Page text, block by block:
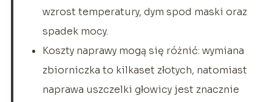
wzrost temperatury, dym spod maski oraz
spadek mocy.
Koszty naprawy mogą się różnić: wymiana
zbiorniczka to kilkaset złotych, natomiast
naprawa uszczelki głowicy jest znacznie